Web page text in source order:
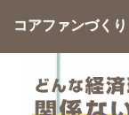
コアファンづくり